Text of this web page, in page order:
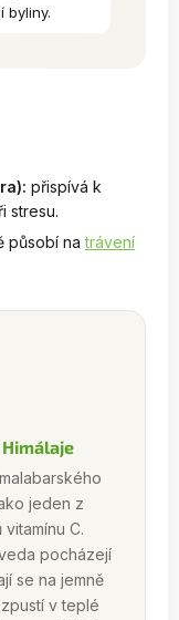
byliny.
přispívá k
stresu.
působí natrávení
jeden z
C.
pocházejí
se na jemně
v teplé